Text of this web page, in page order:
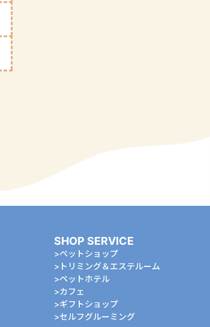
SHOP SERVICE
ペットショップ
トリミング＆エステルーム
ペットホテル
カフェ
ギフトショップ
セルフグルーミング